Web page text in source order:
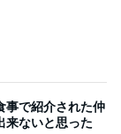
事で紹介された仲
来ないと思った